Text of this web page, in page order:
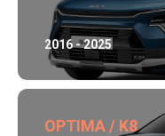
2016 - 2025
OPTIMA / K8